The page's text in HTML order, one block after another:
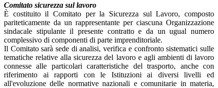
Comitato sicurezza sul lavoro
È costituito il Comitato per la Sicurezza sul Lavoro, composto
pariteticamente da un rappresentante per ciascuna Organizzazione
sindacale stipulante il presente contratto e da un ugual numero
complessivo di componenti di parte imprenditoriale.
Il Comitato sarà sede di analisi, verifica e confronto sistematici sulle
tematiche relative alla sicurezza del lavoro e agli ambienti di lavoro
connesse alle particolari caratteristiche del trasporto, anche con
riferimento ai rapporti con le Istituzioni ai diversi livelli ed
all'evoluzione delle normative nazionali e comunitarie in materia,